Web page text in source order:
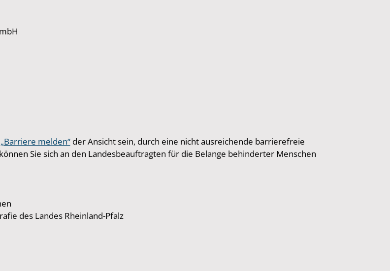
melden“der Ansicht sein, durch eine nicht ausreichende barrierefreie
Sie sich an den Landesbeauftragten für die Belange behinderter Menschen
des Landes Rheinland-Pfalz